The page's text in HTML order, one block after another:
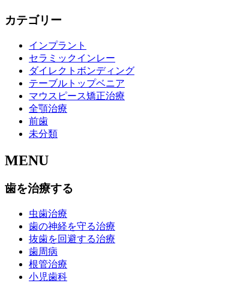
カテゴリー
インプラント
セラミックインレー
ダイレクトボンディング
テーブルトップベニア
マウスピース矯正治療
全顎治療
前歯
未分類
MENU
歯を治療する
虫歯治療
歯の神経を守る治療
抜歯を回避する治療
歯周病
根管治療
小児歯科